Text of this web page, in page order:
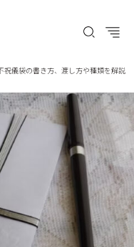
祝儀袋の書き方、渡し方や種類を解説